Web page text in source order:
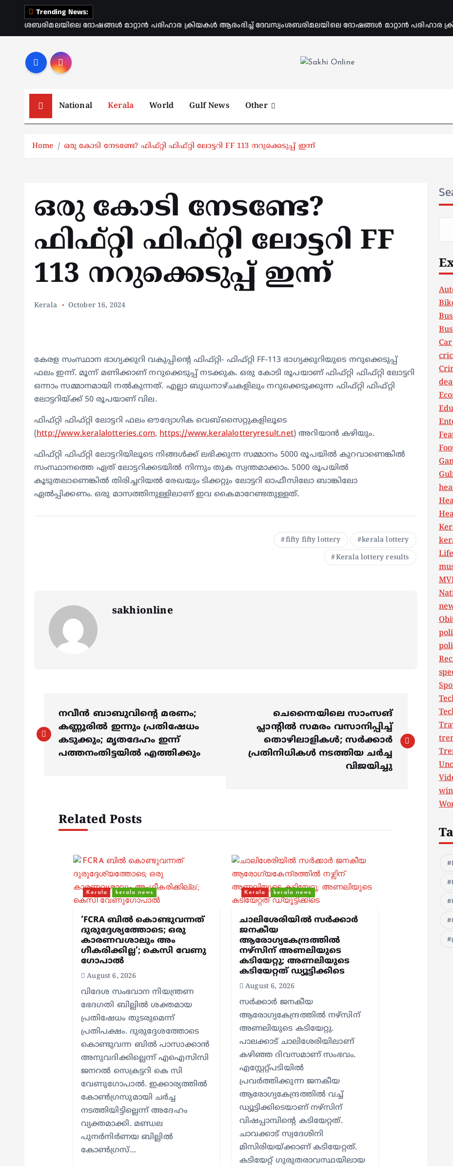
Trending News:
ശബരിമലയിലെ ദോഷങ്ങൾ മാറ്റാൻ പരിഹാര ക്രിയകൾ ആരംഭിച്ച് ദേവസ്വംശബരിമലയിലെ ദോഷങ്ങൾ മാറ്റാൻ പരിഹാര
National Kerala World Gulf News Other
Home ഒരു കോടി നേടണ്ടേ? ഫിഫ്റ്റി ഫിഫ്റ്റി ലോട്ടറി FF 113 നറുക്കെടുപ്പ് ഇന്ന്
ഒരു കോടി നേടണ്ടേ?
ഫിഫ്റ്റി ഫിഫ്റ്റി ലോട്ടറി FF
113 നറുക്കെടുപ്പ് ഇന്ന്
Kerala October 16, 2024
കേരള സംസ്ഥാന ഭാഗ്യക്കുറി വകുപ്പിന്റെ ഫിഫ്റ്റി- ഫിഫ്റ്റി FF-113 ഭാഗ്യക്കുറിയുടെ നറുക്കെടുപ്പ്
ഫലം ഇന്ന്. മൂന്ന് മണിക്കാണ് നറുക്കെടുപ്പ് നടക്കുക. ഒരു കോടി രൂപയാണ് ഫിഫ്റ്റി ഫിഫ്റ്റി ലോട്ടറി
ഒന്നാം സമ്മാനമായി നൽകുന്നത്. എല്ലാ ബുധനാഴ്ചകളിലും നറുക്കെടുക്കുന്ന ഫിഫ്റ്റി ഫിഫ്റ്റി
ലോട്ടറിയ്ക്ക് 50 രൂപയാണ് വില.
ഫിഫ്റ്റി ഫിഫ്റ്റി ലോട്ടറി ഫലം ഔദ്യോഗിക വെബ്സൈറ്റുകളിലൂടെ
(http://www.keralalotteries.com,https://www.keralalotteryresult.net) അറിയാൻ കഴിയും.
ഫിഫ്റ്റി ഫിഫ്റ്റി ലോട്ടറിയിലൂടെ നിങ്ങൾക്ക് ലഭിക്കുന്ന സമ്മാനം 5000 രൂപയിൽ കുറവാണെങ്കിൽ
സംസ്ഥാനത്തെ ഏത് ലോട്ടറിക്കടയിൽ നിന്നും തുക സ്വന്തമാക്കാം. 5000 രൂപയിൽ
കൂടുതലാണെങ്കിൽ തിരിച്ചറിയൽ രേഖയും ടിക്കറ്റും ലോട്ടറി ഓഫീസിലോ ബാങ്കിലോ
ഏൽപ്പിക്കണം. ഒരു മാസത്തിനുള്ളിലാണ് ഇവ കൈമാറേണ്ടതുള്ളത്.
fifty fifty lottery kerala lottery
Kerala lottery results
sakhionline
o
നവീൻ ബാബുവിന്റെ മരണം;
കണ്ണൂരിൽ ഇന്നും പ്രതിഷേധം
കടുക്കും; മൃതദേഹം ഇന്ന്
പത്തനംതിട്ടയിൽ എത്തിക്കും
ചെന്നൈയിലെ സാംസങ്
പ്ലാൻ്റിൽ സമരം വസാനിപ്പിച്ച്
തൊഴിലാളികൾ; സർക്കാർ
പ്രതിനിധികൾ നടത്തിയ ചർച്ച
വിജയിച്ചു
Related Posts
Kerala kerala news
‘FCRA ബിൽ കൊണ്ടുവന്നത്
ദുരുദ്ദേശ്യത്തോടെ; ഒരു
കാരണവശാലും അം​
ഗീകരിക്കില്ല’; കെസി വേണു​
ഗോപാൽ
August 6, 2026
വിദേശ സംഭവാന നിയന്ത്രണ
ഭേദഗതി ബില്ലിൽ ശക്തമായ
പ്രതിഷേധം തുടരുമെന്ന്
പ്രതിപക്ഷം. ദുരുദ്ദേശത്തോടെ
കൊണ്ടുവന്ന ബിൽ പാസാക്കാൻ
അനുവദിക്കില്ലെന്ന് എഐസിസി
ജനറൽ സെക്രട്ടറി കെ സി
വേണുഗോപാൽ. ഇക്കാര്യത്തിൽ
കോൺഗ്രസുമായി ചർച്ച
നടത്തിയിട്ടില്ലെന്ന് അദേഹം
വ്യക്തമാക്കി. മണ്ഡല
പുനർനിർണയ ബില്ലിൽ
കോൺഗ്രസ്…
Kerala kerala news
ചാലിശേരിയില്‍ സര്‍ക്കാര്‍
ജനകീയ
ആരോഗ്യകേന്ദ്രത്തില്‍
നഴ്സിന് അണലിയുടെ
കടിയേറ്റു; അണലിയുടെ
കടിയേറ്റത് ഡ്യൂട്ടിക്കിടെ
August 6, 2026
സര്‍ക്കാര്‍ ജനകീയ
ആരോഗ്യകേന്ദ്രത്തില്‍ നഴ്സിന്
അണലിയുടെ കടിയേറ്റു.
പാലക്കാട് ചാലിശേരിയിലാണ്
കഴിഞ്ഞ ദിവസമാണ് സംഭവം.
എസ്റ്റേറ്റ്പടിയില്‍
പ്രവര്‍ത്തിക്കുന്ന ജനകീയ
ആരോഗ്യകേന്ദ്രത്തില്‍ വച്ച്
ഡ്യൂട്ടിക്കിടെയാണ് നഴ്സിന്
വിഷപ്പാമ്പിന്റെ കടിയേറ്റത്.
ചാവക്കാട് സ്വദേശിനി
മിസിരിയയ്ക്കാണ് കടിയേറ്റത്.
കടിയേറ്റ് ഗുരുതരാവസ്ഥയിലായ
Car